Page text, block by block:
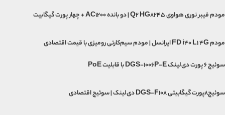
مودم فیبر نوری هواوی Q2 HG8245 | دو بانده AC1200 + چهار پورت گیگابیت
مودم FD i40 L1 4G ایرانسل | مودم سیم‌کارتی رومیزی با قیمت اقتصادی
سوئیچ ۶ پورت دی‌لینک DGS-1006P-E با قابلیت PoE
سوئیچ۸پورت گیگابیتی DGS-F108 دی‌لینک | سوئیچ اقتصادی